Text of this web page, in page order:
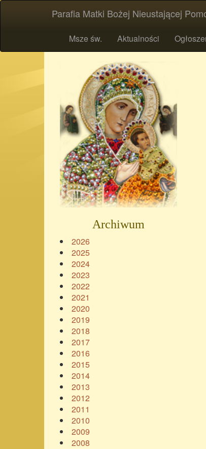
Parafia Matki Bożej Nieustającej
Msze św. Aktualności
Archiwum
2026
2025
2024
2023
2022
2021
2020
2019
2018
2017
2016
2015
2014
2013
2012
2011
2010
2009
2008